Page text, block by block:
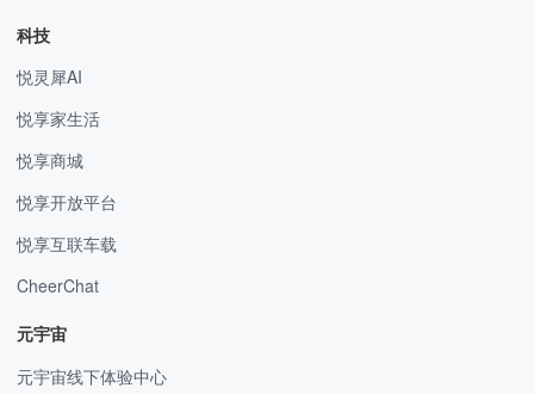
科技
悦灵犀AI
悦享家生活
悦享商城
悦享开放平台
悦享互联车载
CheerChat
元宇宙
元宇宙线下体验中心